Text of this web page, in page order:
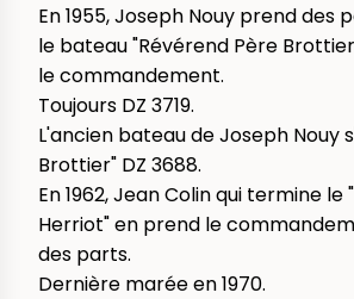
En 1955, Joseph Nouy prend des
le bateau "Révérend Père
le commandement.
Toujours DZ 3719.
L'ancien bateau de Joseph Nouy
Brottier" DZ 3688.
En 1962, Jean Colin qui termine le
Herriot" en prend le
des parts.
Dernière marée en 1970.